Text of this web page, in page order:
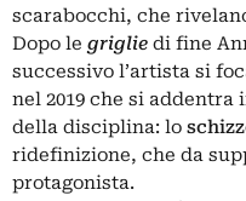
scarabocchi, che
Dopo le griglie di fine
successivo l’artista si
nel 2019 che si
della disciplina: lo
ridefinizione, che da
protagonista.